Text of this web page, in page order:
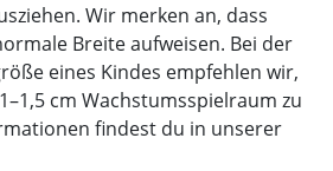
Wir merken an, dass
Breite aufweisen. Bei der
eines Kindes empfehlen wir,
cm Wachstumsspielraum zu
findest du in unserer